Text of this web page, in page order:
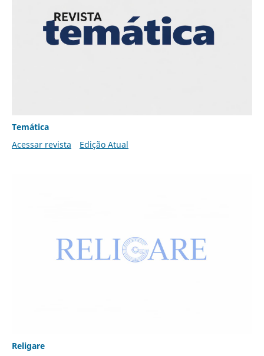
Temática
Acessar revista
Edição Atual
Religare